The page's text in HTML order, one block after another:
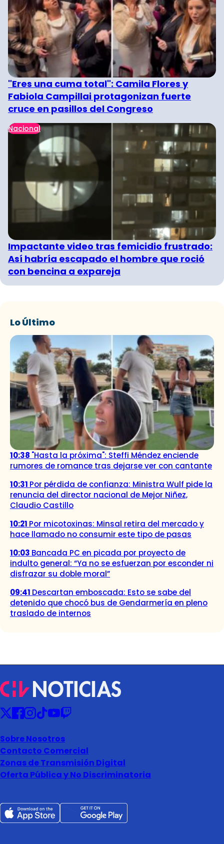
"Eres una cuma total": Camila Flores y
Fabiola Campillai protagonizan fuerte
cruce en pasillos del Congreso
Nacional
Impactante video tras femicidio frustrado:
Así habría escapado el hombre que roció
con bencina a expareja
Lo Último
10:38 "Hasta la próxima": Steffi Méndez enciende
rumores de romance tras dejarse ver con cantante
10:31 Por pérdida de confianza: Ministra Wulf pide la
renuncia del director nacional de Mejor Niñez,
Claudio Castillo
10:21 Por micotoxinas: Minsal retira del mercado y
hace llamado no consumir este tipo de pasas
10:03 Bancada PC en picada por proyecto de
indulto general: “Ya no se esfuerzan por esconder ni
disfrazar su doble moral”
09:41 Descartan emboscada: Esto se sabe del
detenido que chocó bus de Gendarmería en pleno
traslado de internos
Sobre Nosotros
Contacto Comercial
Zonas de Transmisión Digital
Oferta Pública y No Discriminatoria